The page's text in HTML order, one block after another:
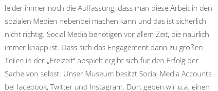
leider immer noch die Auffassung, dass man diese Arbeit in den
sozialen Medien nebenbei machen kann und das ist sicherlich
nicht richtig. Social Media benötigen vor allem Zeit, die naürlich
immer knapp ist. Dass sich das Engagement dann zu großen
Teilen in der „Freizeit“ abspielt ergibt sich für den Erfolg der
Sache von selbst. Unser Museum besitzt Social Media Accounts
bei facebook, Twitter und Instagram. Dort geben wir u.a. einen